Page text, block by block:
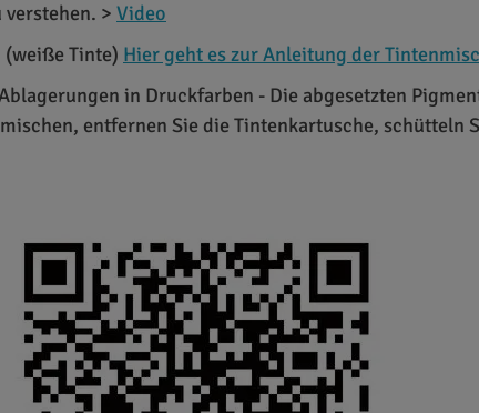
> Video
Tinte) Hier geht es zur Anleitung der
in Druckfarben - Die abgesetzten
entfernen Sie die Tintenkartusche, schütteln